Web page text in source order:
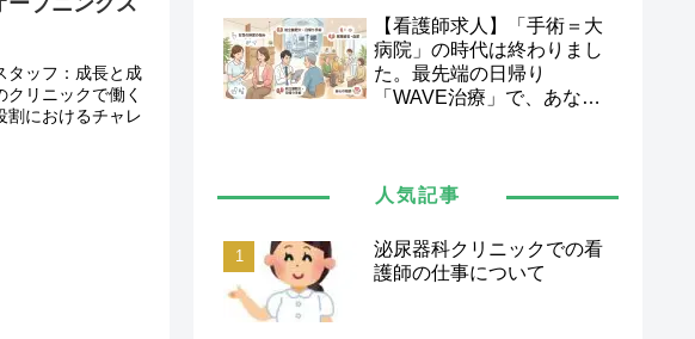
タッフ：成長と成
リニックで働く
割におけるチャレ
【看護師求人】「手術＝大
病院」の時代は終わりまし
た。最先端の日帰り
「WAVE治療」で、あなた
人気記事
泌尿器科クリニックでの看
護師の仕事について